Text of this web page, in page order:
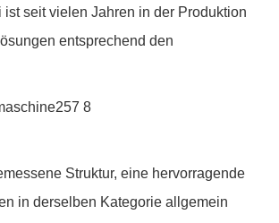
seit vielen Jahren in der Produktion
entsprechend den
Struktur, eine hervorragende
in derselben Kategorie allgemein